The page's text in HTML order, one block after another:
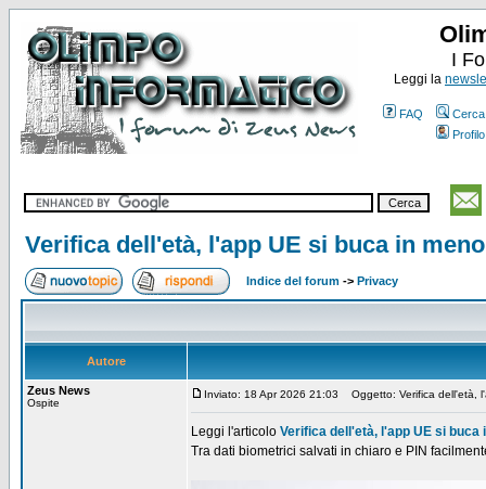
I
Leggi la
FAQ
Cerca
Profilo
Verifica dell'età, l'app UE si buca in
Indice del forum -> Privacy
Autore
Zeus News
Ospite
Inviato: 18 Apr 2026 21:03 Oggetto: Verifica dell'età,
Leggi l'articolo Verifica dell'età, l'app UE si buca
Tra dati biometrici salvati in chiaro e PIN